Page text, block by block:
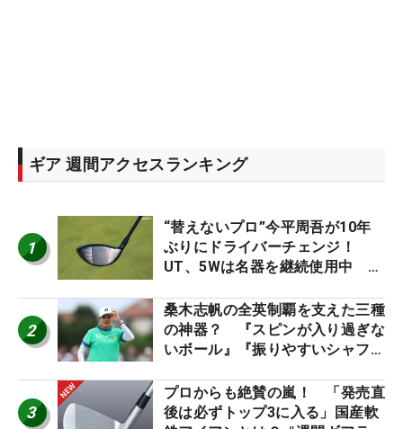
ギア 週間アクセスランキング
1
“替えないプロ”今平周吾が10年
ぶりにドライバーチェンジ！
UT、5Wは名器を継続使用中 #
2
桑木志帆の全英制覇を支えた三種
の神器？ 『スピンが入り過ぎな
いボール』『振りやすいシャフ
ー』 #女子プロセッティング
3
プロからも絶賛の嵐！ 「発売直
後は必ずトップ3に入る」国産軟